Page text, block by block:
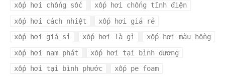
xốp hơi chống sốc
xốp hơi chống tĩnh điện
xốp hơi cách nhiệt
xốp hơi giá rẻ
xốp hơi giá sỉ
xốp hơi là gì
xốp hơi màu hồng
xốp hơi nam phát
xốp hơi tại bình dương
xốp hơi tại bình phước
xốp pe foam